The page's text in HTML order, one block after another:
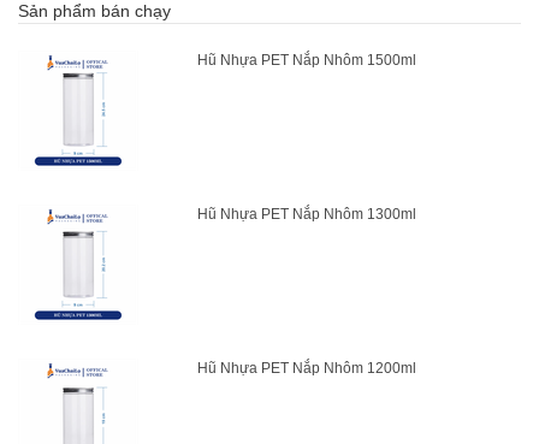
Sản phẩm bán chạy
Hũ Nhựa PET Nắp Nhôm 1500ml
Hũ Nhựa PET Nắp Nhôm 1300ml
Hũ Nhựa PET Nắp Nhôm 1200ml